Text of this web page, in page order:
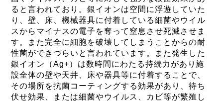
ると言われており。銀イオンは空間に浮遊していた
り、壁、床、機械器具に付着している細菌やウイル
スからマイナスの電子を奪って窒息させ死滅させま
す。また完全に細胞を破壊してしまうことからの耐
性菌ができづらいと言われています。また発生した
銀イオン（Ag+）は数時間にわたる持続力があり施
設全体の壁や天井、床や器具等に付着することで、
その場所を抗菌コーティングする効果があり、待ち
伏せ効果、または細菌やウイルス、カビ等が繁殖し